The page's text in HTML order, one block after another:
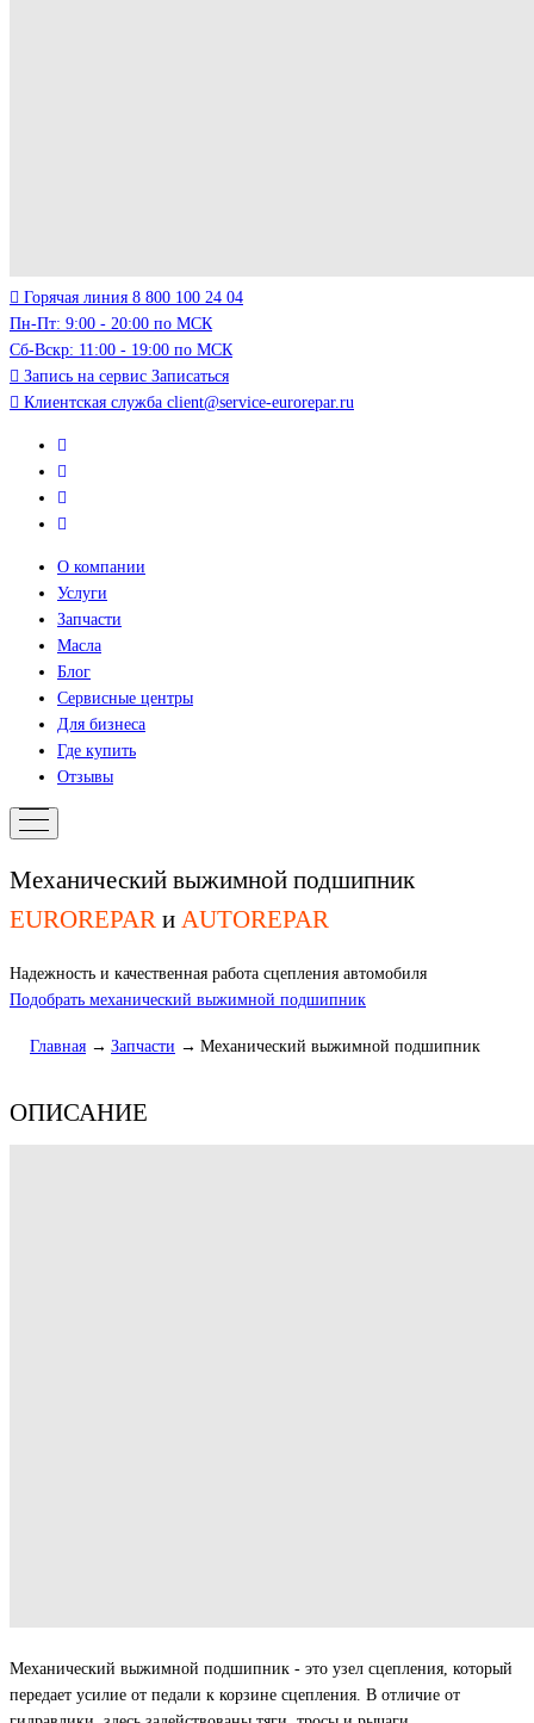
Горячая линия 8 800 100 24 04
Пн-Пт: 9:00 - 20:00 по МСК
Сб-Вскр: 11:00 - 19:00 по МСК
Запись на сервис Записаться
Клиентская служба client@service-eurorepar.ru
О компании
Услуги
Запчасти
Масла
Блог
Сервисные центры
Для бизнеса
Где купить
Отзывы
Механический выжимной подшипник
EUROREPAR и AUTOREPAR
Надежность и качественная работа сцепления автомобиля
Подобрать механический выжимной подшипник
Главная Запчасти Механический выжимной подшипник
ОПИСАНИЕ
Механический выжимной подшипник - это узел сцепления, который
передает усилие от педали к корзине сцепления. В отличие от